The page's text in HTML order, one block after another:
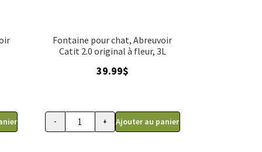
chat, Abreuvoir Pixi Catit, Blanc
Fontaine pour chat, Abreuvoir
Catit 2.0 original à fleur, 3L
39.99$
quantité de Fontaine pour chat, Abreuvoir Catit 2.0
- + Ajouter au panier